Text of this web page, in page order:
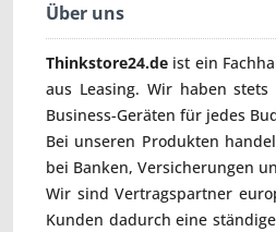
Über uns
Thinkstore24.de ist ein
aus Leasing. Wir haben
Business-Geräten für jedes
Bei unseren Produkten
bei Banken, Versicherungen
Wir sind Vertragspartner
Kunden dadurch eine